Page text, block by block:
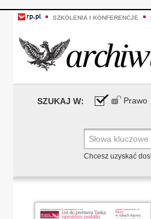
SZKOLENIA I KONFERENCJE
SZUKAJ W: Prawo
Chcesz uzyskać